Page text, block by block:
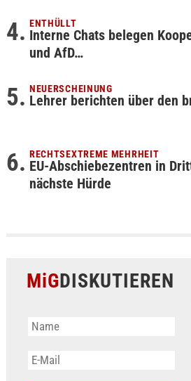
ENTHÜLLT
Interne Chats belegen
und AfD…
NEUERSCHEINUNG
Lehrer berichten über den
RECHTSEXTREME MEHRHEIT
EU-Abschiebezentren in
nächste Hürde
MiGDISKUTIEREN